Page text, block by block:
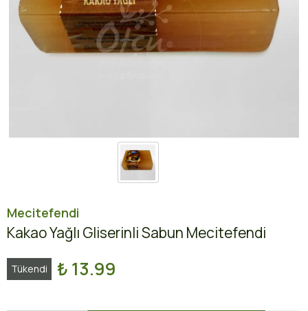
Mecitefendi
Kakao Yağlı Gliserinli Sabun Mecitefendi
Tükendi ₺ 13.99